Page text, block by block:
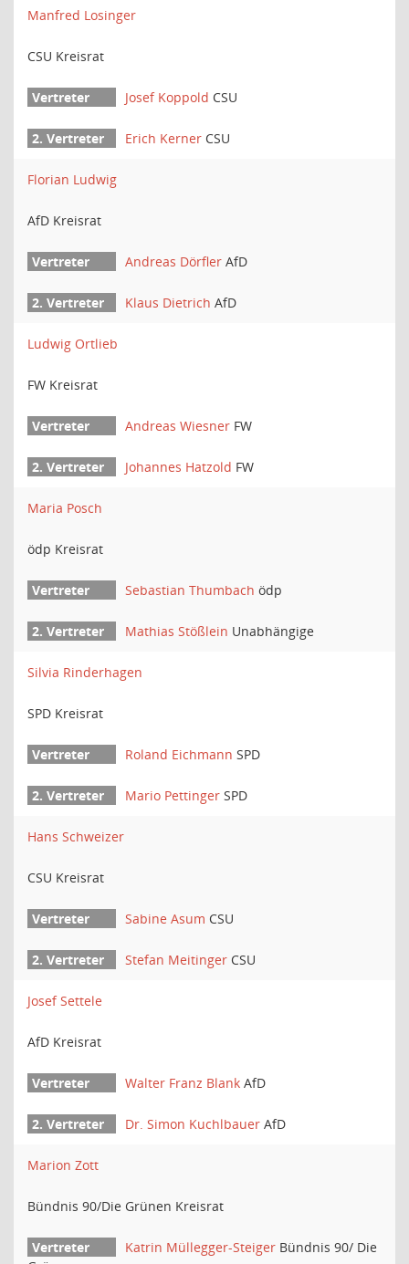
Manfred Losinger
CSU Kreisrat
Josef Koppold CSU
Erich Kerner CSU
Florian Ludwig
AfD Kreisrat
Andreas Dörfler AfD
Klaus Dietrich AfD
Ludwig Ortlieb
FW Kreisrat
Andreas Wiesner FW
Johannes Hatzold FW
Maria Posch
ödp Kreisrat
Sebastian Thumbach ödp
Mathias Stößlein Unabhängige
Silvia Rinderhagen
SPD Kreisrat
Roland Eichmann SPD
Mario Pettinger SPD
Hans Schweizer
CSU Kreisrat
Sabine Asum CSU
Stefan Meitinger CSU
Josef Settele
AfD Kreisrat
Walter Franz Blank AfD
Dr. Simon Kuchlbauer AfD
Marion Zott
Bündnis 90/Die Grünen Kreisrat
Katrin Müllegger-Steiger Bündnis 90/ Die